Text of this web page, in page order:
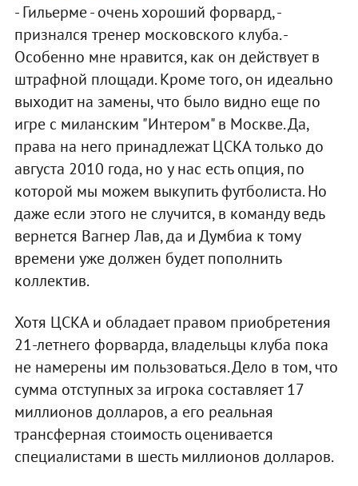
- Гильерме - очень хороший форвард, -
признался тренер московского клуба. -
Особенно мне нравится, как он действует в
штрафной площади. Кроме того, он идеально
выходит на замены, что было видно еще по
игре с миланским "Интером" в Москве. Да,
права на него принадлежат ЦСКА только до
августа 2010 года, но у нас есть опция, по
которой мы можем выкупить футболиста. Но
даже если этого не случится, в команду ведь
вернется Вагнер Лав, да и Думбиа к тому
времени уже должен будет пополнить
коллектив.
Хотя ЦСКА и обладает правом приобретения
21-летнего форварда, владельцы клуба пока
не намерены им пользоваться. Дело в том, что
сумма отступных за игрока составляет 17
миллионов долларов, а его реальная
трансферная стоимость оценивается
специалистами в шесть миллионов долларов.